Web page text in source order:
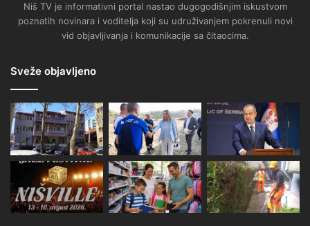
Niš TV je informativni portal nastao dugogodišnjim iskustvom
poznatih novinara i voditelja koji su udruživanjem pokrenuli novi
vid objavljivanja i komunikacije sa čitaocima.
Sveže objavljeno